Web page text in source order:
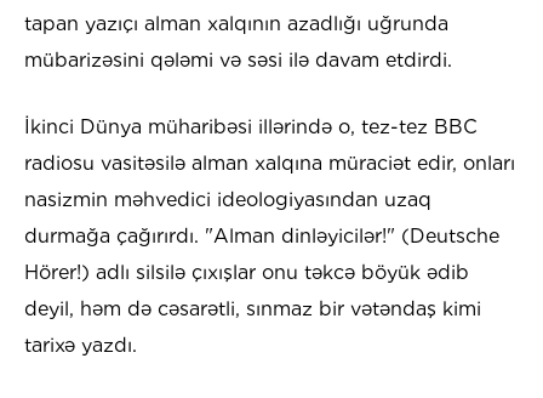
tapan yazıçı alman xalqının azadlığı uğrunda
mübarizəsini qələmi və səsi ilə davam etdirdi.
İkinci Dünya müharibəsi illərində o, tez-tez BBC
radiosu vasitəsilə alman xalqına müraciət edir, onları
nasizmin məhvedici ideologiyasından uzaq
durmağa çağırırdı. "Alman dinləyicilər!" (Deutsche
Hörer!) adlı silsilə çıxışlar onu təkcə böyük ədib
deyil, həm də cəsarətli, sınmaz bir vətəndaş kimi
tarixə yazdı.